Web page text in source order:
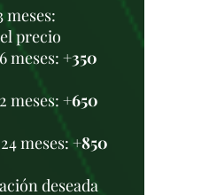
meses:
precio
meses: +350
meses: +650
meses:+850
deseada